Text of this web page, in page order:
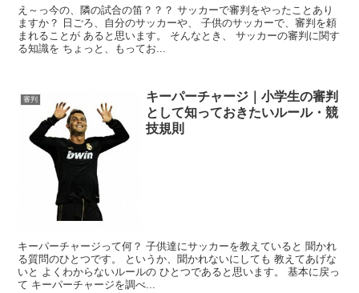
え～っ今の、隣の試合の笛？？？ サッカーで審判をやったことあり
ますか？ 日ごろ、自分のサッカーや、 子供のサッカーで、審判を頼
まれることが あると思います。 そんなとき、 サッカーの審判に関す
る知識を ちょっと、もってお...
審判
キーパーチャージ｜小学生の審判
として知っておきたいルール・競
技規則
キーパーチャージって何？ 子供達にサッカーを教えていると 聞かれ
る質問のひとつです。 というか、聞かれないにしても 教えてあげな
いと よくわからないルールの ひとつであると思います。 基本に戻っ
て キーパーチャージを調べ...